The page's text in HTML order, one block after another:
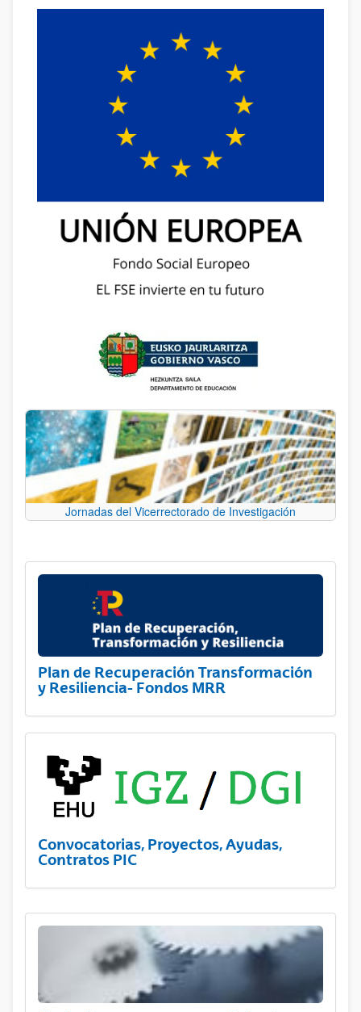
Jornadas del Vicerrectorado de Investigación
Plan de Recuperación Transformación
y Resiliencia- Fondos MRR
Convocatorias, Proyectos, Ayudas,
Contratos PIC